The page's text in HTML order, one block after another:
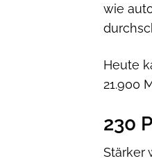
wie
Heute
21.900
230
Stärker